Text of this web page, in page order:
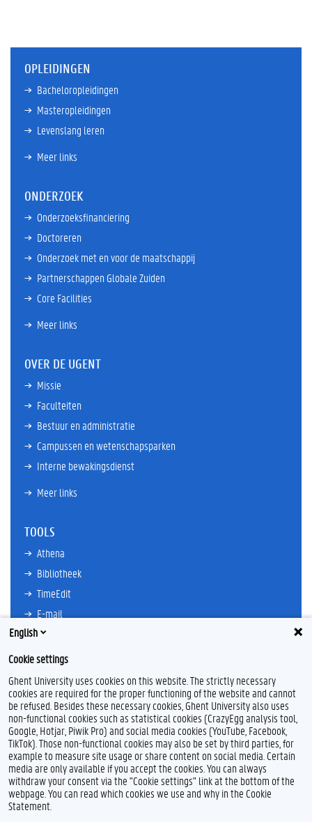
OPLEIDINGEN
Bacheloropleidingen
Masteropleidingen
Levenslang leren
Meer links
ONDERZOEK
Onderzoeksfinanciering
Doctoreren
Onderzoek met en voor de maatschappij
Partnerschappen Globale Zuiden
Core Facilities
Meer links
OVER DE UGENT
Missie
Faculteiten
Bestuur en administratie
Campussen en wetenschapsparken
Interne bewakingsdienst
Meer links
TOOLS
Athena
Bibliotheek
TimeEdit
E-mail
Ufora
Oasis
Research Explorer
F
a
c
e
b
o
o
k
L
i
n
k
e
d
I
Y
o
u
T
u
b
e
I
n
s
t
a
g
r
Feedback
Privacy
Disclaimer
English
Cookie settings
Ghent University uses cookies on this website. The strictly necessary
cookies are required for the proper functioning of the website and cannot
be refused. Besides these necessary cookies, Ghent University also uses
non-functional cookies such as statistical cookies (CrazyEgg analysis tool,
Google, Hotjar, Piwik Pro) and social media cookies (YouTube, Facebook,
TikTok). Those non-functional cookies may also be set by third parties, for
example to measure site usage or share content on social media. Certain
media are only available if you accept the cookies. You can always
withdraw your consent via the "Cookie settings" link at the bottom of the
webpage. You can read which cookies we use and why in the Cookie
Statement.